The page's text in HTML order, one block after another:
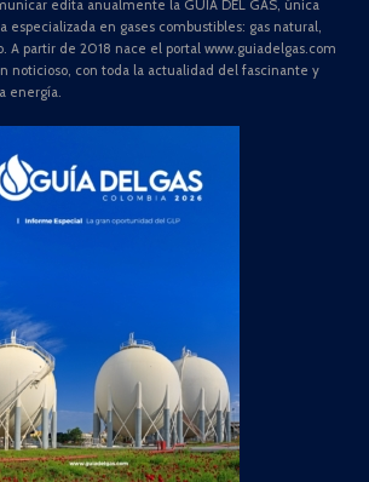
edita anualmente la GUÍA DEL GAS, única
especializada en gases combustibles: gas natural,
A partir de 2018 nace el portal www.guiadelgas.com
noticioso, con toda la actualidad del fascinante y
energía.